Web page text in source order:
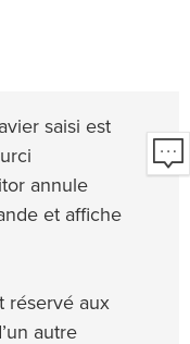
saisi est
annule
et affiche
réservé aux
autre